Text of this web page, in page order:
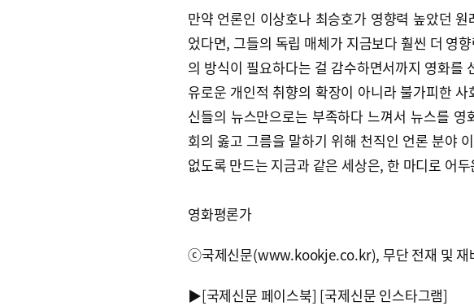
만약 언론인 이상호나 최승호가 영향력 높았던
었다면, 그들의 독립 매체가 지금보다 훨씬 더 영
의 방식이 필요하다는 걸 감수하면서까지 영화를
유로운 개인적 취향의 확장이 아니라 불가피한
신들의 뉴스만으로는 부족하다 느껴서 뉴스를
회의 옳고 그름을 말하기 위해 천직인 언론 분야
없도록 만드는 지금과 같은 세상은, 한 마디로 어
영화평론가
ⓒ국제신문(www.kookje.co.kr), 무단 전재 및 재
▶[국제신문 페이스북] [국제신문 인스타그램]